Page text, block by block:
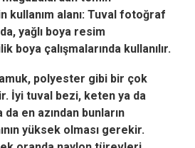
kullanım alanı: Tuval fotoğraf
yağlı boya resim
boya çalışmalarında kullanılır.
polyester gibi bir çok
İyi tuval bezi, keten ya da
da en azından bunların
yüksek olması gerekir.